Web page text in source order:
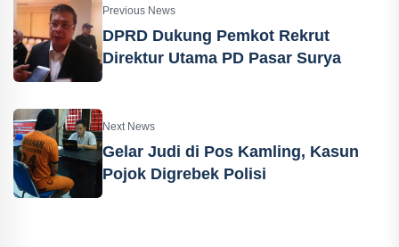
Previous News
DPRD Dukung Pemkot Rekrut
Direktur Utama PD Pasar Surya
Next News
Gelar Judi di Pos Kamling, Kasun
Pojok Digrebek Polisi